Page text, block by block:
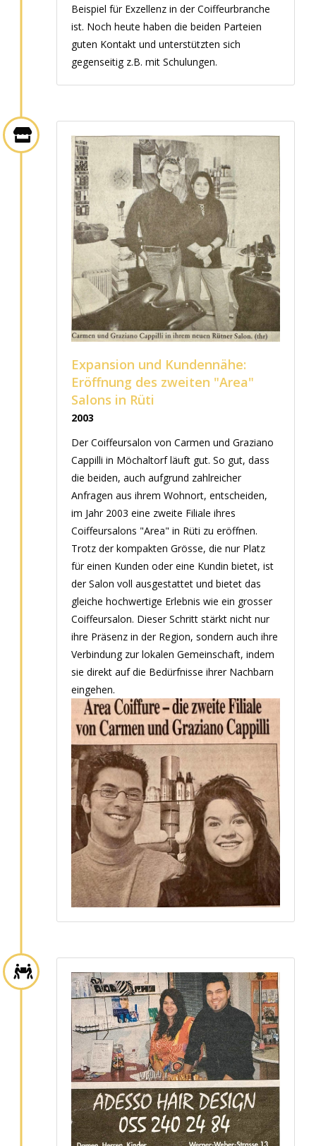
Beispiel für Exzellenz in der Coiffeurbranche
ist. Noch heute haben die beiden Parteien
guten Kontakt und unterstützten sich
gegenseitig z.B. mit Schulungen.
Expansion und Kundennähe:
Eröffnung des zweiten "Area"
Salons in Rüti
2003
Der Coiffeursalon von Carmen und Graziano
Cappilli in Möchaltorf läuft gut. So gut, dass
die beiden, auch aufgrund zahlreicher
Anfragen aus ihrem Wohnort, entscheiden,
im Jahr 2003 eine zweite Filiale ihres
Coiffeursalons "Area" in Rüti zu eröffnen.
Trotz der kompakten Grösse, die nur Platz
für einen Kunden oder eine Kundin bietet, ist
der Salon voll ausgestattet und bietet das
gleiche hochwertige Erlebnis wie ein grosser
Coiffeursalon. Dieser Schritt stärkt nicht nur
ihre Präsenz in der Region, sondern auch ihre
Verbindung zur lokalen Gemeinschaft, indem
sie direkt auf die Bedürfnisse ihrer Nachbarn
eingehen.